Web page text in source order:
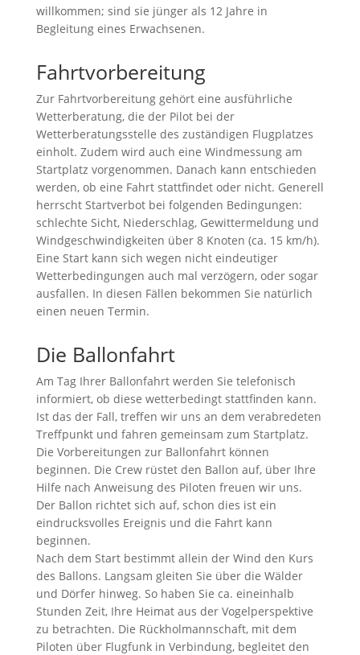
willkommen; sind sie jünger als 12 Jahre in
Begleitung eines Erwachsenen.
Fahrtvorbereitung
Zur Fahrtvorbereitung gehört eine ausführliche
Wetterberatung, die der Pilot bei der
Wetterberatungsstelle des zuständigen Flugplatzes
einholt. Zudem wird auch eine Windmessung am
Startplatz vorgenommen. Danach kann entschieden
werden, ob eine Fahrt stattfindet oder nicht. Generell
herrscht Startverbot bei folgenden Bedingungen:
schlechte Sicht, Niederschlag, Gewittermeldung und
Windgeschwindigkeiten über 8 Knoten (ca. 15 km/h).
Eine Start kann sich wegen nicht eindeutiger
Wetterbedingungen auch mal verzögern, oder sogar
ausfallen. In diesen Fällen bekommen Sie natürlich
einen neuen Termin.
Die Ballonfahrt
Am Tag Ihrer Ballonfahrt werden Sie telefonisch
informiert, ob diese wetterbedingt stattfinden kann.
Ist das der Fall, treffen wir uns an dem verabredeten
Treffpunkt und fahren gemeinsam zum Startplatz.
Die Vorbereitungen zur Ballonfahrt können
beginnen. Die Crew rüstet den Ballon auf, über Ihre
Hilfe nach Anweisung des Piloten freuen wir uns.
Der Ballon richtet sich auf, schon dies ist ein
eindrucksvolles Ereignis und die Fahrt kann
beginnen.
Nach dem Start bestimmt allein der Wind den Kurs
des Ballons. Langsam gleiten Sie über die Wälder
und Dörfer hinweg. So haben Sie ca. eineinhalb
Stunden Zeit, Ihre Heimat aus der Vogelperspektive
zu betrachten. Die Rückholmannschaft, mit dem
Piloten über Flugfunk in Verbindung, begleitet den